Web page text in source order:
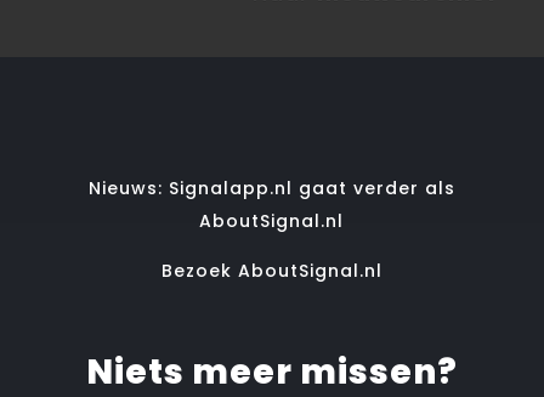
Nieuws: Signalapp.nl gaat verder als
AboutSignal.nl
Bezoek AboutSignal.nl
Niets meer missen?